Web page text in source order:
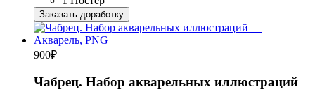
Заказать доработку
900₽
Чабрец. Набор акварельных иллюстраций